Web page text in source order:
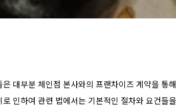
대부분 체인점 본사와의 프랜차이즈 계약을 통
인하여 관련 법에서는 기본적인 절차와 요건들